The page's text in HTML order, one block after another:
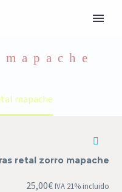
mapache
retal zorro mapache
25,00€ IVA 21% incluido